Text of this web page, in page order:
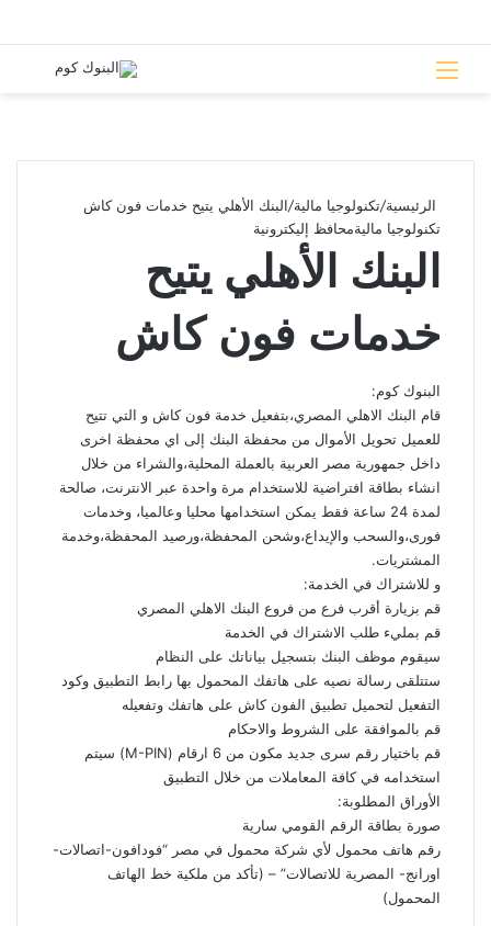
القائمة
الرئيسية/تكنولوجيا مالية/البنك الأهلي يتيح خدمات فون كاش
تكنولوجيا ماليةمحافظ إليكترونية
البنك الأهلي يتيح
خدمات فون كاش
البنوك كوم:
قام البنك الاهلي المصري،بتفعيل خدمة فون كاش و التي تتيح
للعميل تحويل الأموال من محفظة البنك إلى اي محفظة اخرى
داخل جمهورية مصر العربية بالعملة المحلية،والشراء من خلال
انشاء بطاقة افتراضية للاستخدام مرة واحدة عبر الانترنت، صالحة
لمدة 24 ساعة فقط يمكن استخدامها محليا وعالميا، وخدمات
فورى،والسحب والإيداع،وشحن المحفظة،ورصيد المحفظة،وخدمة
المشتريات.
و للاشتراك في الخدمة:
قم بزيارة أقرب فرع من فروع البنك الاهلي المصري
قم بمليء طلب الاشتراك في الخدمة
سيقوم موظف البنك بتسجيل بياناتك على النظام
ستتلقى رسالة نصيه على هاتفك المحمول بها رابط التطبيق وكود
التفعيل لتحميل تطبيق الفون كاش على هاتفك وتفعيله
قم بالموافقة على الشروط والاحكام
قم باختيار رقم سرى جديد مكون من 6 ارقام (M-PIN) سيتم
استخدامه في كافة المعاملات من خلال التطبيق
الأوراق المطلوبة:
صورة بطاقة الرقم القومي سارية
رقم هاتف محمول لأي شركة محمول في مصر “فودافون-اتصالات-
اورانج- المصرية للاتصالات” – (تأكد من ملكية خط الهاتف
المحمول)